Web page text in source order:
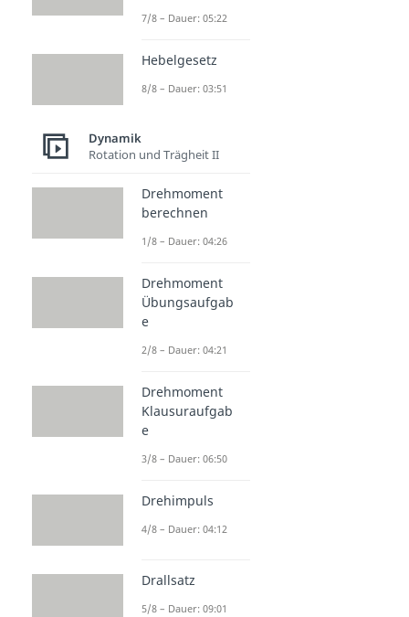
7/8 – Dauer: 05:22
Hebelgesetz
8/8 – Dauer: 03:51
Dynamik
Rotation und Trägheit II
Drehmoment
berechnen
1/8 – Dauer: 04:26
Drehmoment
Übungsaufgab
e
2/8 – Dauer: 04:21
Drehmoment
Klausuraufgab
e
3/8 – Dauer: 06:50
Drehimpuls
4/8 – Dauer: 04:12
Drallsatz
5/8 – Dauer: 09:01